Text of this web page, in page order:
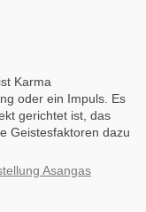
Karma
oder ein Impuls. Es
gerichtet ist, das
Geistesfaktoren dazu
Asangas